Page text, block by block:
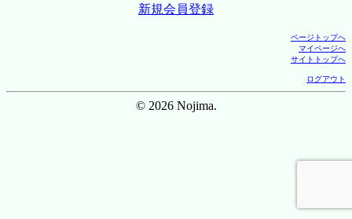
新規会員登録
ページトップへ
マイページへ
サイトトップへ
ログアウト
© 2026 Nojima.